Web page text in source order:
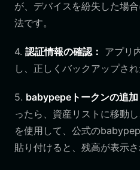
が、デバイスを紛失した場
法です。
4. 認証情報の確認： アプリ
し、正しくバックアップさ
5. babypepeトークンの追加
ったら、資産リストに移動
を使用して、公式の
貼り付けると、残高が表示さ